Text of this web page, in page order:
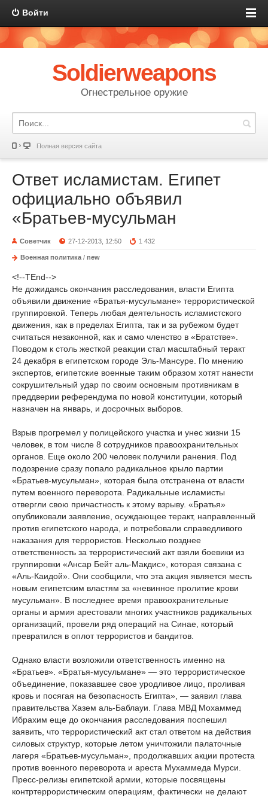
Войти
Soldierweapons
Огнестрельное оружие
Полная версия сайта
Ответ исламистам. Египет
официально объявил
«Братьев-мусульман
Советчик 27-12-2013, 12:50 1 432
Военная политика / new
<!--TEnd-->
Не дожидаясь окончания расследования, власти Египта
объявили движение «Братья-мусульмане» террористической
группировкой. Теперь любая деятельность исламистского
движения, как в пределах Египта, так и за рубежом будет
считаться незаконной, как и само членство в «Братстве».
Поводом к столь жесткой реакции стал масштабный теракт
24 декабря в египетском городе Эль-Мансуре. По мнению
экспертов, египетские военные таким образом хотят нанести
сокрушительный удар по своим основным противникам в
преддверии референдума по новой конституции, который
назначен на январь, и досрочных выборов.
Взрыв прогремел у полицейского участка и унес жизни 15
человек, в том числе 8 сотрудников правоохранительных
органов. Еще около 200 человек получили ранения. Под
подозрение сразу попало радикальное крыло партии
«Братьев-мусульман», которая была отстранена от власти
путем военного переворота. Радикальные исламисты
отвергли свою причастность к этому взрыву. «Братья»
опубликовали заявление, осуждающее теракт, направленный
против египетского народа, и потребовали справедливого
наказания для террористов. Несколько позднее
ответственность за террористический акт взяли боевики из
группировки «Ансар Бейт аль-Макдис», которая связана с
«Аль-Каидой». Они сообщили, что эта акция является месть
новым египетским властям за «невинное пролитие крови
мусульман». В последнее время правоохранительные
органы и армия арестовали многих участников радикальных
организаций, провели ряд операций на Синае, который
превратился в оплот террористов и бандитов.
Однако власти возложили ответственность именно на
«Братьев». «Братья-мусульмане» — это террористическое
объединение, показавшее свое уродливое лицо, проливая
кровь и посягая на безопасность Египта», — заявил глава
правительства Хазем аль-Баблауи. Глава МВД Мохаммед
Ибрахим еще до окончания расследования поспешил
заявить, что террористический акт стал ответом на действия
силовых структур, которые летом уничтожили палаточные
лагеря «Братьев-мусульман», продолжавших акции протеста
против военного переворота и ареста Мухаммеда Мурси.
Пресс-релизы египетской армии, которые посвящены
контртеррористическим операциям, фактически не делают